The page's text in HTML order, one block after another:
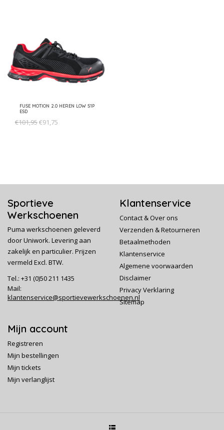
FUSE MOTION 2.0 HEREN LOW S1P
ESD
€101,95€91,75
Sportieve
Werkschoenen
Puma werkschoenen geleverd
door Uniwork. Levering aan
zakelijk en particulier. Prijzen
vermeld Excl. BTW.
Tel.: +31 (0)50 211 1435
Mail:
klantenservice@sportievewerkschoenen.nl
Klantenservice
Contact & Over ons
Verzenden & Retourneren
Betaalmethoden
Klantenservice
Algemene voorwaarden
Disclaimer
Privacy Verklaring
Sitemap
Mijn account
Registreren
Mijn bestellingen
Mijn tickets
Mijn verlanglijst